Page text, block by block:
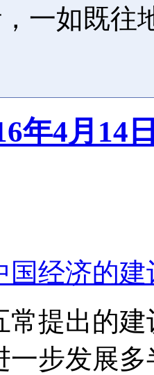
一如既往
年4月14
国经济的
常提出的
一步发展